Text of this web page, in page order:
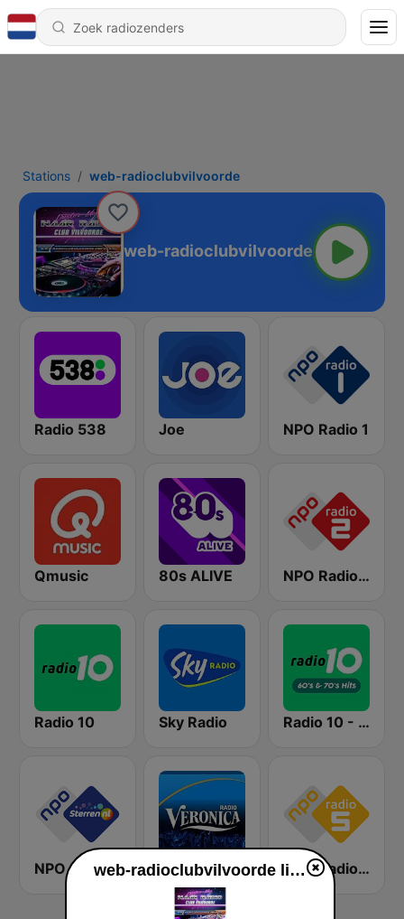
Stations web-radioclubvilvoorde
web-radioclubvilvoorde
Radio 538 Joe NPO Radio 1
Qmusic 80s ALIVE NPO Radio 2
Radio 10 Sky Radio Radio 10 - 60s & 70s Hits
NPO Sterren Radio Veronica NPO Radio 5
web-radioclubvilvoorde live luisteren